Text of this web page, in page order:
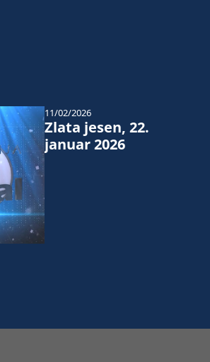
Zlata jesen, 22.
januar 2026
11/02/2026